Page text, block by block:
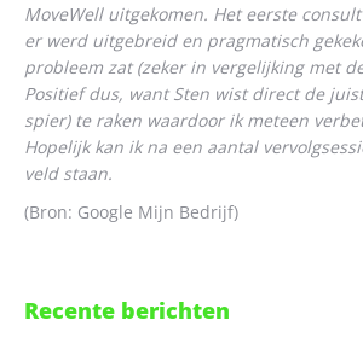
MoveWell uitgekomen. Het eerste
er werd uitgebreid en pragmatisch
probleem zat (zeker in vergelijking met
Positief dus, want Sten wist direct de
spier) te raken waardoor ik meteen
Hopelijk kan ik na een aantal
veld staan.
(Bron: Google Mijn Bedrijf)
Recente berichten